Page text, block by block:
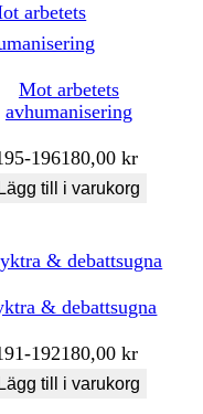
Mot arbetets
avhumanisering
196180,00kr
Lägg till i varukorg
& debattsugna
192180,00kr
Lägg till i varukorg